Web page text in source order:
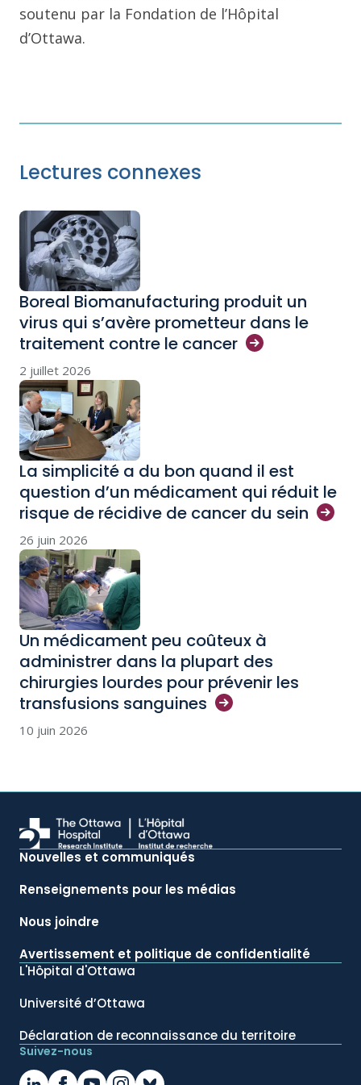
soutenu par la Fondation de l’Hôpital
d’Ottawa.
Lectures connexes
Boreal Biomanufacturing produit un
virus qui s’avère prometteur dans le
traitement contre le cancer
2 juillet 2026
La simplicité a du bon quand il est
question d’un médicament qui réduit le
risque de récidive de cancer du sein
26 juin 2026
Un médicament peu coûteux à
administrer dans la plupart des
chirurgies lourdes pour prévenir les
transfusions sanguines
10 juin 2026
Nouvelles et communiqués
Renseignements pour les médias
Nous joindre
Avertissement et politique de confidentialité
L'Hôpital d'Ottawa
Université d’Ottawa
Déclaration de reconnaissance du territoire
Suivez-nous